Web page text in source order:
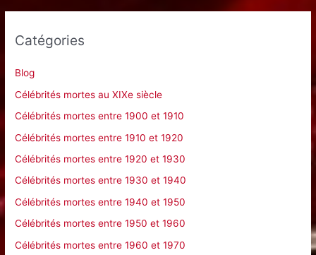
h
r
:
Catégories
Blog
Célébrités mortes au XIXe siècle
Célébrités mortes entre 1900 et 1910
Célébrités mortes entre 1910 et 1920
Célébrités mortes entre 1920 et 1930
Célébrités mortes entre 1930 et 1940
Célébrités mortes entre 1940 et 1950
Célébrités mortes entre 1950 et 1960
Célébrités mortes entre 1960 et 1970